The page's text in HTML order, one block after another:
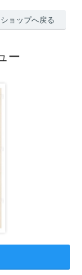
ショップへ戻る
ー